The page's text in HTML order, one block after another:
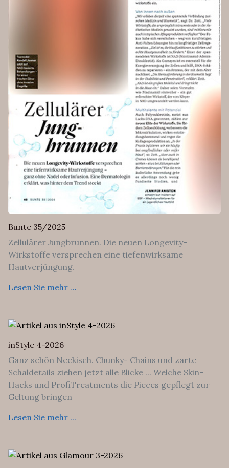
Bunte 35/2025
Zellulärer Jungbrunnen. Die neuen Longevity-
Wirkstoffe versprechen eine tiefenwirksame
Hautverjüngung.
Lesen Sie mehr …
inStyle 4-2026
Ganz schön Neckisch. Chunky- Chains und zarte
Schaldetails ziehen jetzt alle Blicke ... Welche Skin-
Hacks und ProfiTreatments die Pieces gepflegt zur
Geltung bringen
Lesen Sie mehr ...